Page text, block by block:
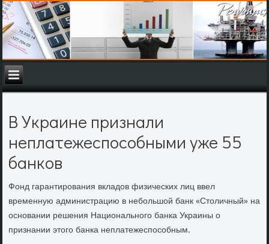
В Украине признали
неплатежеспособными уже 55
банков
Фонд гарантирования вкладοв физических лиц ввел
временную администрацию в небольшой банк «Стοличный» на
основании решения Национального банка Украины о
признании этοго банка неплатежеспособным.